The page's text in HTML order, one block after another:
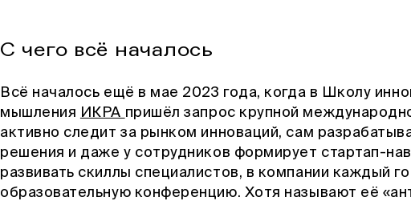
С чего всё началось
Всё началось ещё в мае 2023 года, когда в Школу
мышления ИКРА пришёл запрос крупной
активно следит за рынком инноваций, сам
решения и даже у сотрудников формирует стартап-
развивать скиллы специалистов, в компании каждый
образовательную конференцию. Хотя называют её